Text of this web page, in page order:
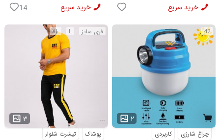
خرید سریع 14 خرید سریع
فری سایز L
XL
۳ ...
پوشاک تیشرت شلوار
42
۲
چراغ شارژی کاربردی